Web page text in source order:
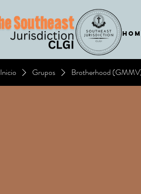
Inicio Grupos Brotherhood